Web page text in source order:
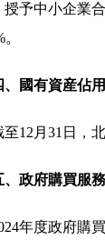
授予中小企業
、國有資産佔
至12月31日，
、政府購買服
年度政府購